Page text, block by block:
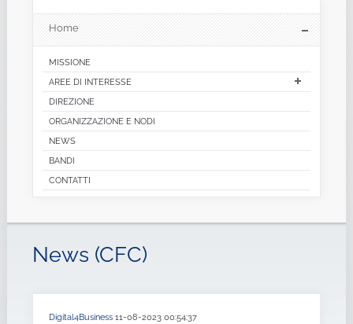
Home
MISSIONE
AREE DI INTERESSE
DIREZIONE
ORGANIZZAZIONE E NODI
NEWS
BANDI
CONTATTI
News (CFC)
Digital4Business 11-08-2023 00:54:37